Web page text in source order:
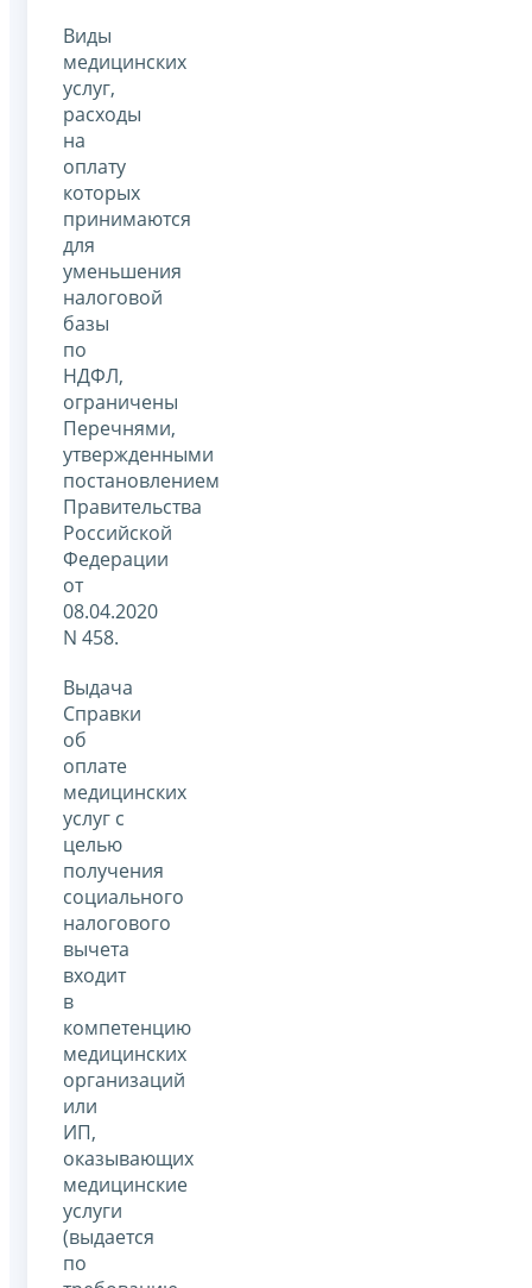
Виды
медицинских
услуг,
расходы
на
оплату
которых
принимаются
для
уменьшения
налоговой
базы
по
НДФЛ,
ограничены
Перечнями,
утвержденными
постановлением
Правительства
Российской
Федерации
от
08.04.2020
N 458.
Выдача
Справки
об
оплате
медицинских
услуг с
целью
получения
социального
налогового
вычета
входит
в
компетенцию
медицинских
организаций
или
ИП,
оказывающих
медицинские
услуги
(выдается
по